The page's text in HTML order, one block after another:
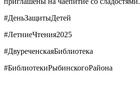
#ДеньЗащитыДетей
#ЛетниеЧтения2025
#ДвуреченскаяБиблиотека
#БиблиотекиРыбинскогоРайона